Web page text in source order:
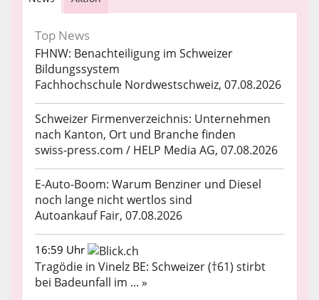
Top News
FHNW: Benachteiligung im Schweizer
Bildungssystem
Fachhochschule Nordwestschweiz, 07.08.2026
Schweizer Firmenverzeichnis: Unternehmen
nach Kanton, Ort und Branche finden
swiss-press.com / HELP Media AG, 07.08.2026
E-Auto-Boom: Warum Benziner und Diesel
noch lange nicht wertlos sind
Autoankauf Fair, 07.08.2026
16:59 Uhr
Tragödie in Vinelz BE: Schweizer (†61) stirbt
bei Badeunfall im ... »